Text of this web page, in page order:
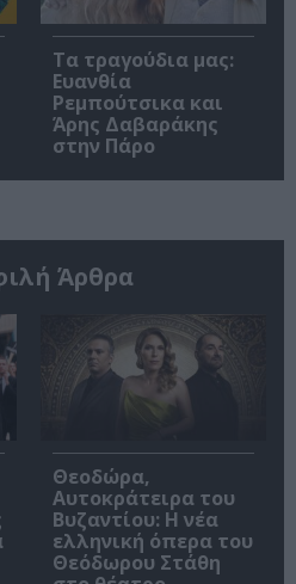
Τα τραγούδια μας:
Ευανθία
Ρεμπούτσικα και
Άρης Δαβαράκης
στην Πάρο
Άρθρα
Θεοδώρα,
Αυτοκράτειρα του
Βυζαντίου: Η νέα
ελληνική όπερα του
Θεόδωρου Στάθη